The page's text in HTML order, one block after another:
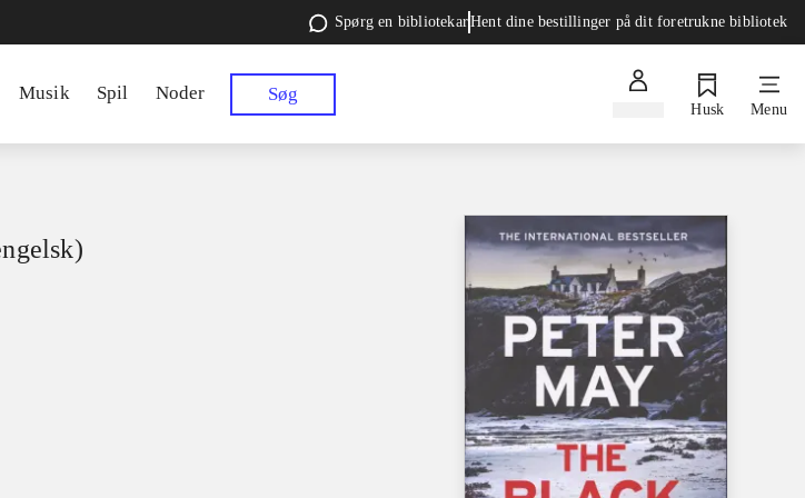
Spørg en bibliotekarHent dine bestillinger på dit foretrukne bibliotek
Musik Spil Noder Søg
Husk Menu